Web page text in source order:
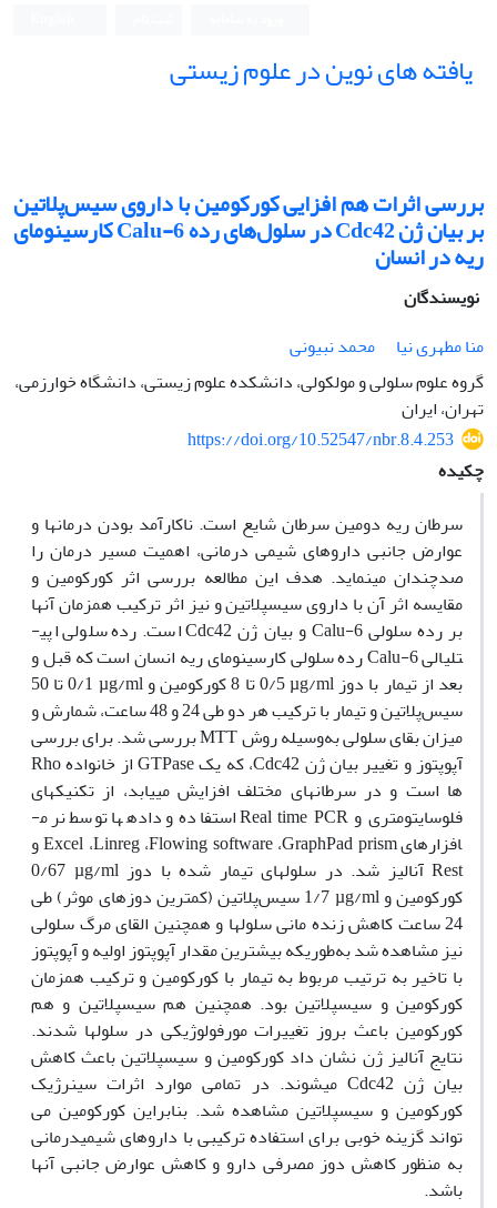
یافته های نوین در علوم زیستی
بررسی اثرات هم افزایی کورکومین با داروی سیس‌­پلاتین
بر بیان ژن Cdc42 در سلول­‌های رده Calu-6 کارسینومای
ریه در انسان
نویسندگان
منا مطهری نیا
محمد نبیونی
گروه علوم سلولی و مولکولی، دانشکده علوم زیستی، دانشگاه خوارزمی،
تهران، ایران
https://doi.org/10.52547/nbr.8.4.253
چکیده
سرطان ریه دومین سرطان شایع است. ناکارآمد بودن درمان­ها و
عوارض جانبی داروهای شیمی درمانی، اهمیت مسیر درمان را
صدچندان می­نماید. هدف این مطالعه بررسی اثر کورکومین و
مقایسه اثر آن با داروی سیس­پلاتین و نیز اثر ترکیب همزمان آن­ها
بر رده سلولیCalu-6و بیان ژنCdc42است. رده سلولی اپی­
تلیالیCalu-6رده سلولی کارسینومای ریه انسان است که قبل و
بعد از تیمار با دوزµg/ml0/5 تا 8 کورکومین و µg/ml
0/1 تا 50
سیس‌­پلاتین و تیمار با ترکیب هر دو طی 24 و 48 ساعت، شمارش و
میزان بقای سلولی به‌وسیله روشMTTبررسی شد. برای بررسی
آپوپتوز و تغییر بیان ژنCdc42، که یکGTPaseاز خانوادهRho
ها است و در سرطان­های مختلف افزایش می­یابد، از تکنیک­های
فلوسایتومتری وReal time PCRاستفاده و داده­ها توسط نرم­
افزارهایGraphPad prism،Flowing software،Linreg، Excelو
Rest آنالیز شد. در سلول­های تیمار شده با دوزµg/ml
0/67
کورکومین وµg/ml
1/7 سیس­‌پلاتین (کمترین دوزهای موثر) طی
24 ساعت کاهش زنده مانی سلول­ها و همچنین القای مرگ سلولی
نیز مشاهده شد به‌طوریکه بیشترین مقدار آپوپتوز اولیه و آپوپتوز
با تاخیر به ترتیب مربوط به تیمار با کورکومین و ترکیب همزمان
کورکومین و سیس­پلاتین بود. همچنین هم سیس­پلاتین و هم
کورکومین باعث بروز تغییرات مورفولوژیکی در سلول­ها شدند.
نتایج آنالیز ژن نشان داد کورکومین و سیس­پلاتین باعث کاهش
بیان ژنCdc42 می­شوند. در تمامی موارد اثرات سینرژیک
کورکومین و سیس­پلاتین مشاهده شد. بنابراین کورکومین می
تواند گزینه خوبی برای استفاده ترکیبی با داروهای شیمی­درمانی
به منظور کاهش دوز مصرفی دارو و کاهش عوارض جانبی آنها
باشد.